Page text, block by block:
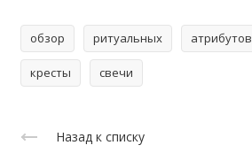
обзор ритуальных атрибутов
кресты свечи
Назад к списку